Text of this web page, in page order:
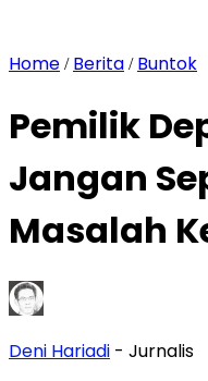
Home / Berita / Buntok
Pemilik
Jangan
Masalah
Deni Hariadi - Jurnalis